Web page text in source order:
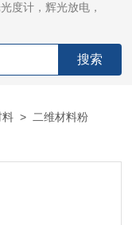
度计，辉光放电，
料 > 二维材料粉